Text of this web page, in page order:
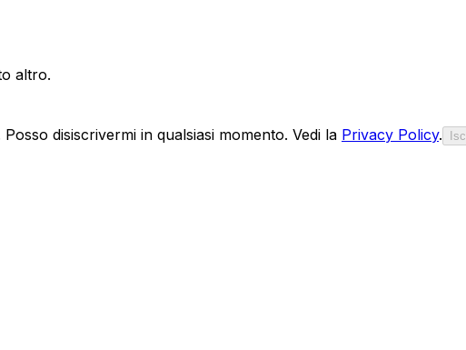
altro.
disiscrivermi in qualsiasi momento. Vedi la Privacy Policy.